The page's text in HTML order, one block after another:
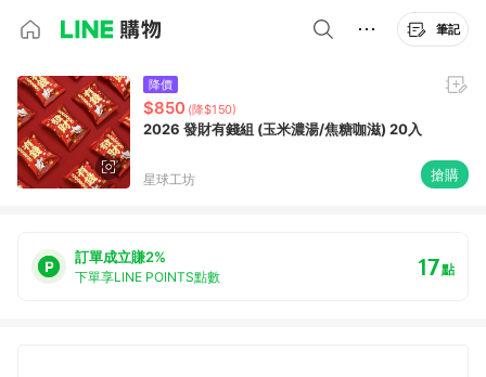
筆記
降價
$850 (降$150)
2026 發財有錢組 (玉米濃湯/焦糖咖滋) 20入
星球工坊 搶購
訂單成立賺2%
下單享LINE POINTS點數 17點